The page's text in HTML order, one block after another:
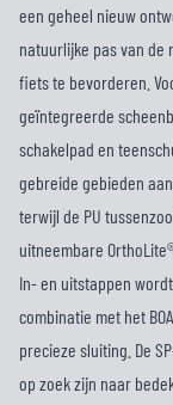
een geheel nieuw
natuurlijke pas van de
fiets te bevorderen.
geïntegreerde
schakelpad en
gebreide gebieden
terwijl de PU
uitneembare
In- en uitstappen
combinatie met het
precieze sluiting. De
op zoek zijn naar